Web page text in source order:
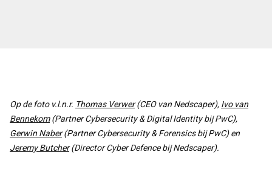
Op de foto v.l.n.r. Thomas Verwer(CEO van Nedscaper),Ivo van
Bennekom(Partner Cybersecurity & Digital Identity bij PwC),
Gerwin Naber(Partner Cybersecurity & Forensics bij PwC) en
Jeremy Butcher(Director Cyber Defence bij Nedscaper).